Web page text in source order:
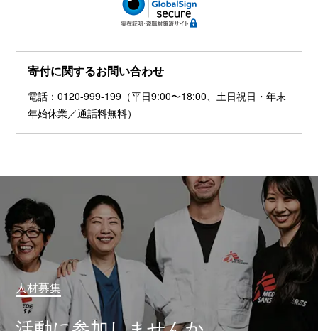
寄付に関するお問い合わせ
電話：0120-999-199（平日9:00〜18:00、土日祝日・年末
年始休業／通話料無料）
人材募集